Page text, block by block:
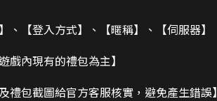
【登入方式】、【暱稱】、【伺服器】
內現有的禮包為主】
包截圖給官方客服核實，避免產生錯誤】